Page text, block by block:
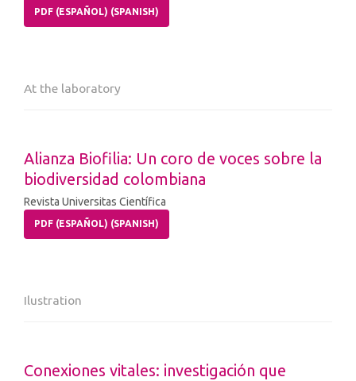
PDF (ESPAÑOL) (SPANISH)
At the laboratory
Alianza Biofilia: Un coro de voces sobre la
biodiversidad colombiana
Revista Universitas Científica
PDF (ESPAÑOL) (SPANISH)
Ilustration
Conexiones vitales: investigación que